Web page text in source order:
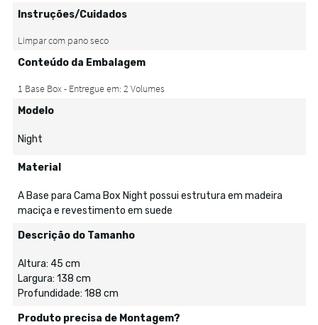
Instruções/Cuidados
Conteúdo da Embalagem
Modelo
Night
Material
A Base para Cama Box Night possui estrutura em madeira
maciça e revestimento em suede
Descrição do Tamanho
Altura: 45 cm
Largura: 138 cm
Profundidade: 188 cm
Produto precisa de Montagem?